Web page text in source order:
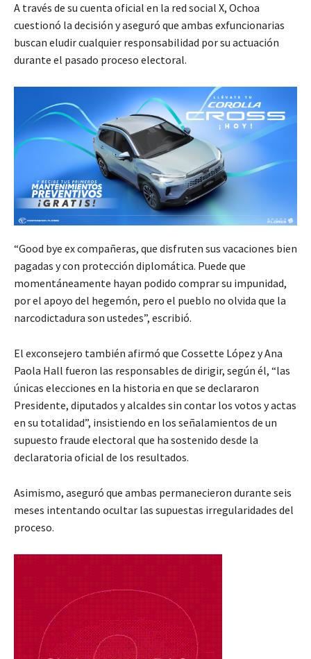
A través de su cuenta oficial en la red social X, Ochoa
cuestionó la decisión y aseguró que ambas exfuncionarias
buscan eludir cualquier responsabilidad por su actuación
durante el pasado proceso electoral.
“Good bye ex compañeras, que disfruten sus vacaciones bien
pagadas y con protección diplomática. Puede que
momentáneamente hayan podido comprar su impunidad,
por el apoyo del hegemón, pero el pueblo no olvida que la
narcodictadura son ustedes”, escribió.
El exconsejero también afirmó que Cossette López y Ana
Paola Hall fueron las responsables de dirigir, según él, “las
únicas elecciones en la historia en que se declararon
Presidente, diputados y alcaldes sin contar los votos y actas
en su totalidad”, insistiendo en los señalamientos de un
supuesto fraude electoral que ha sostenido desde la
declaratoria oficial de los resultados.
Asimismo, aseguró que ambas permanecieron durante seis
meses intentando ocultar las supuestas irregularidades del
proceso.